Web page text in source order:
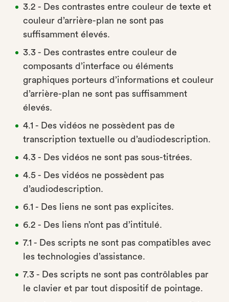
3.2 - Des contrastes entre couleur de texte et
couleur d’arrière-plan ne sont pas
suffisamment élevés.
3.3 - Des contrastes entre couleur de
composants d’interface ou éléments
graphiques porteurs d’informations et couleur
d’arrière-plan ne sont pas suffisamment
élevés.
4.1 - Des vidéos ne possèdent pas de
transcription textuelle ou d’audiodescription.
4.3 - Des vidéos ne sont pas sous-titrées.
4.5 - Des vidéos ne possèdent pas
d’audiodescription.
6.1 - Des liens ne sont pas explicites.
6.2 - Des liens n’ont pas d’intitulé.
7.1 - Des scripts ne sont pas compatibles avec
les technologies d’assistance.
7.3 - Des scripts ne sont pas contrôlables par
le clavier et par tout dispositif de pointage.